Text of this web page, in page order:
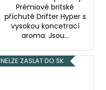
Prémiové britské
příchutě Drifter Hyper s
vysokou koncetrací
aroma. Jsou...
NELZE ZASLAT DO SK